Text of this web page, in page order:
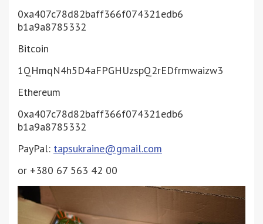
0xa407c78d82baff366f074321edb6
b1a9a8785332
Bitcoin
1QHmqN4h5D4aFPGHUzspQ2rEDfrmwaizw3
Ethereum
0xa407c78d82baff366f074321edb6
b1a9a8785332
PayPal: tapsukraine@gmail.com
or +380 67 563 42 00